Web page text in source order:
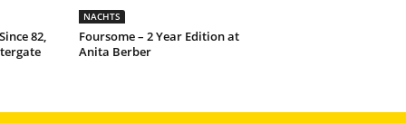
82,
NACHTS
Foursome – 2 Year Edition at
Anita Berber